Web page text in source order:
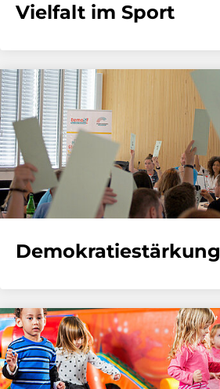
Vielfalt im Sport
Demokratiestärkung